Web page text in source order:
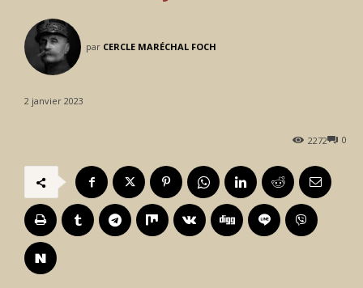
par CERCLE MARÉCHAL FOCH
2 janvier 2023
0
2272